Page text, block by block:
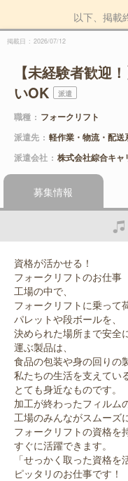
以下、掲載
掲載日 2026/07/12
【未経験者歓迎
いOK
派遣
職種
フォークリフト
派遣先
軽作業・物流・配送
派遣会社
株式会社綜合キ
募集情報
資格が活かせる！
フォークリフトのお仕事
工場の中で、
フォークリフトに乗って
パレットや段ボールを、
決められた場所まで安全
運ぶ製品は、
食品の包装や身の回りの
私たちの生活を支えている
とても身近なものです。
加工が終わったフィルム
工場のみんながスムーズ
フォークリフトの資格を
すぐに活躍できます。
「せっかく取った資格
ピッタリのお仕事です！